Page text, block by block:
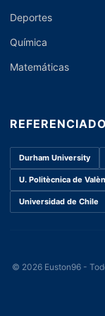
Deportes
Química
Matemáticas
Durham University
U. Politècnica de
Universidad de Chile
© 2026 Euston96 -